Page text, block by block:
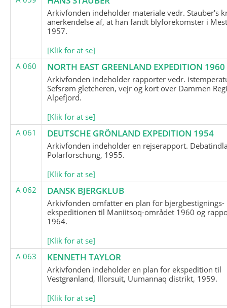
Arkivfonden indeholder materiale vedr. Stauber's
anerkendelse af, at han fandt blyforekomster i
1957.
[Klik for at se]
A 060
NORTH EAST GREENLAND EXPEDITION 1960
Arkivfonden indeholder rapporter vedr.
Sefsrøm gletcheren, vejr og kort over Dammen
Alpefjord.
[Klik for at se]
A 061
DEUTSCHE GRÖNLAND EXPEDITION 1954
Arkivfonden indeholder en rejserapport.
Polarforschung, 1955.
[Klik for at se]
A 062
DANSK BJERGKLUB
Arkivfonden omfatter en plan for bjergbestignings-
ekspeditionen til Maniitsoq-området 1960 og
1964.
[Klik for at se]
A 063
KENNETH TAYLOR
Arkivfonden indeholder en plan for ekspedition til
Vestgrønland, Illorsuit, Uumannaq distrikt, 1959.
[Klik for at se]